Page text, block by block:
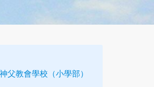
父教會學校（小學部）